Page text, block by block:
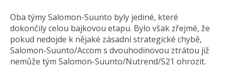
Oba týmy Salomon-Suunto byly jediné, které
dokončily celou bajkovou etapu. Bylo však zřejmé, že
pokud nedojde k nějaké zásadní strategické chybě,
Salomon-Suunto/Accom s dvouhodinovou ztrátou již
nemůže tým Salomon-Suunto/Nutrend/S21 ohrozit.